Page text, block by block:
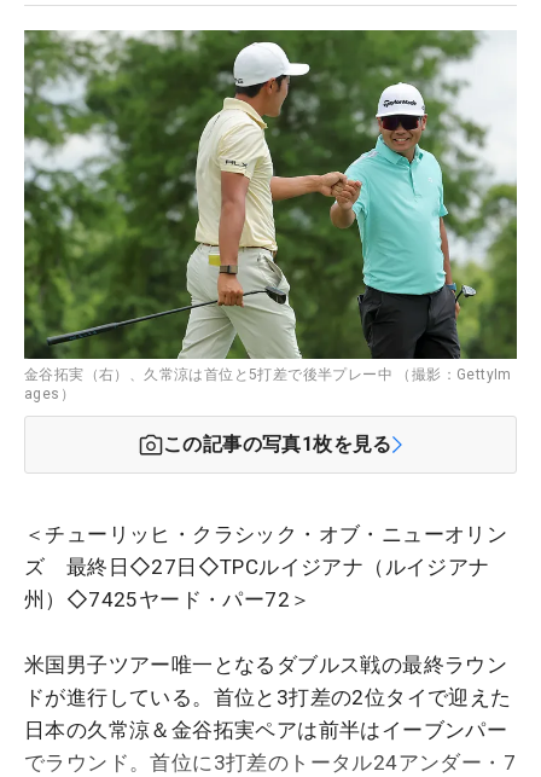
金谷拓実（右）、久常涼は首位と5打差で後半プレー中 （撮影：GettyIm
ages）
この記事の写真1枚を見る
＜チューリッヒ・クラシック・オブ・ニューオリン
ズ 最終日◇27日◇TPCルイジアナ（ルイジアナ
州）◇7425ヤード・パー72＞
米国男子ツアー唯一となるダブルス戦の最終ラウン
ドが進行している。首位と3打差の2位タイで迎えた
日本の久常涼＆金谷拓実ペアは前半はイーブンパー
でラウンド。首位に3打差のトータル24アンダー・7